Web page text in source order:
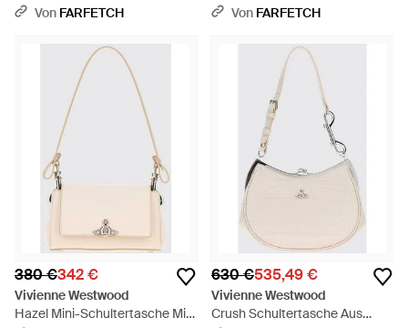
Schild - Gelb
Von FARFETCH
Von FARFETCH
380 €342 €
Vivienne Westwood
Hazel Mini-Schultertasche Mit
630 €535,49 €
Vivienne Westwood
Crush Schultertasche Aus